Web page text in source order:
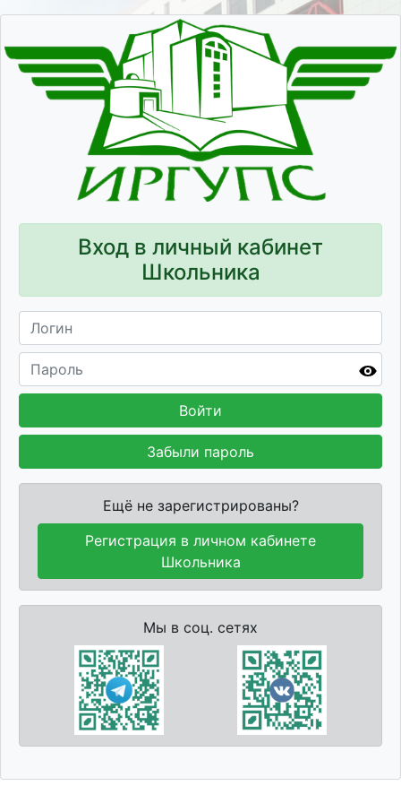
Вход в личный кабинет
Школьника
Войти
Забыли пароль
Ещё не зарегистрированы?
Регистрация в личном кабинете
Школьника
Мы в соц. сетях